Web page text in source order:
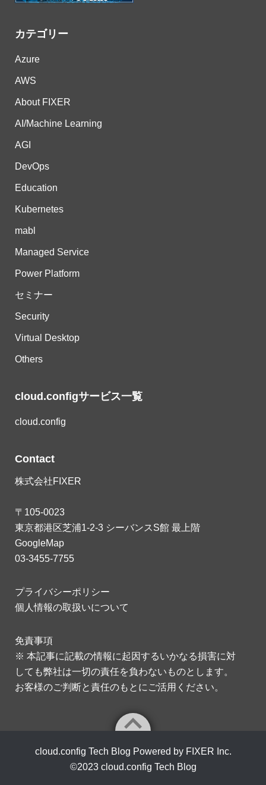
カテゴリー
Azure
AWS
About FIXER
AI/Machine Learning
AGI
DevOps
Education
Kubernetes
mabl
Managed Service
Power Platform
セミナー
Security
Virtual Desktop
Others
cloud.configサービス一覧
cloud.config
Contact
株式会社FIXER
〒105-0023
東京都港区芝浦1-2-3 シーバンスS館 最上階
GoogleMap
03-3455-7755
プライバシーポリシー
個人情報の取扱いについて
免責事項
※ 本記事に記載の情報に起因するいかなる損害に対
しても弊社は一切の責任を負わないものとします。
お客様のご判断と責任のもとにご活用ください。
cloud.config Tech Blog Powered by FIXER Inc.
©2023 cloud.config Tech Blog